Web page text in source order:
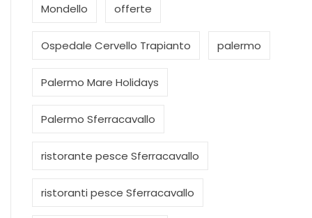
Mondello offerte
Ospedale Cervello Trapianto palermo
Palermo Mare Holidays
Palermo Sferracavallo
ristorante pesce Sferracavallo
ristoranti pesce Sferracavallo